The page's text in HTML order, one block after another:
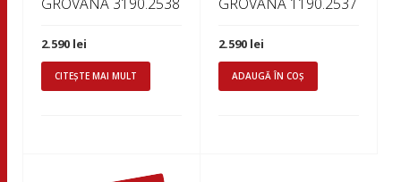
2.590 lei
CITEȘTE MAI MULT
2.590 lei
ADAUGĂ ÎN COȘ